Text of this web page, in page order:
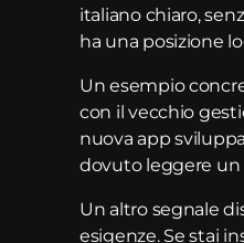
italiano chiaro,
ha una posizione
Un esempio
con il vecchio
nuova app
dovuto leggere un
Un altro segnale
esigenze. Se stai